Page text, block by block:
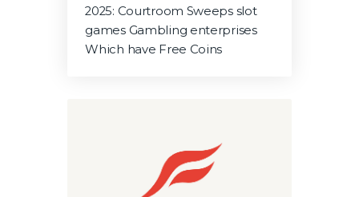
2025: Courtroom Sweeps slot
games Gambling enterprises
Which have Free Coins